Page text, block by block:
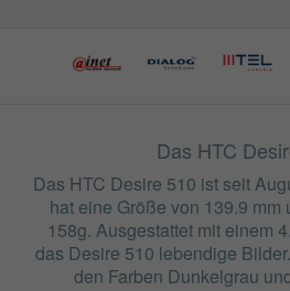
Das HTC
Das HTC Desire 510 ist seit
hat eine Größe von 139.9 mm
158g. Ausgestattet mit einem
das Desire 510 lebendige
den Farben Dunkelgrau